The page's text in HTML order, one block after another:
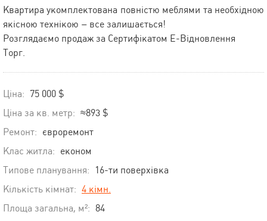
Квартира укомплектована повністю меблями та необхідною
якісною технікою – все залишається!
Розглядаємо продаж за Сертифікатом Е-Відновлення
Торг.
Ціна: 75 000 $
Ціна за кв. метр: ≈893 $
Ремонт: євроремонт
Клас житла: економ
Типове планування:
16-ти поверхівка
Кількість кімнат: 4 кімн.
Площа загальна, м²: 84